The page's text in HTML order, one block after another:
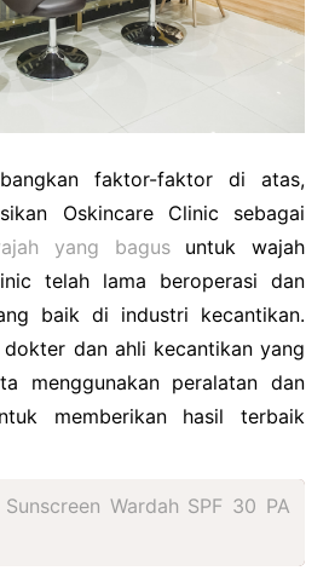
faktor-faktor di atas,
Oskincare Clinic sebagai
yang bagusuntuk wajah
telah lama beroperasi dan
baik di industri kecantikan.
dan ahli kecantikan yang
menggunakan peralatan dan
memberikan hasil terbaik
Wardah SPF 30 PA